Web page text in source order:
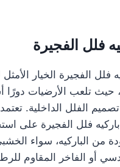
فلل الفجيرة
فلل الفجيرة الخيار
حيث تلعب الأرضيات دورًا
الفلل الداخلية. تعتمد
فلل الفجيرة على
من الباركيه، سواء
أو الفاخر المقاوم